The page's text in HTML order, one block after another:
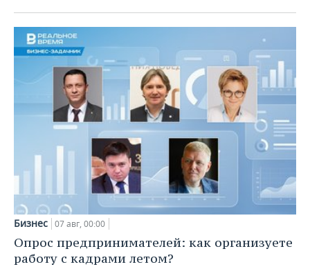
Бизнес 07 авг, 00:00
Опрос предпринимателей: как организуете
работу с кадрами летом?